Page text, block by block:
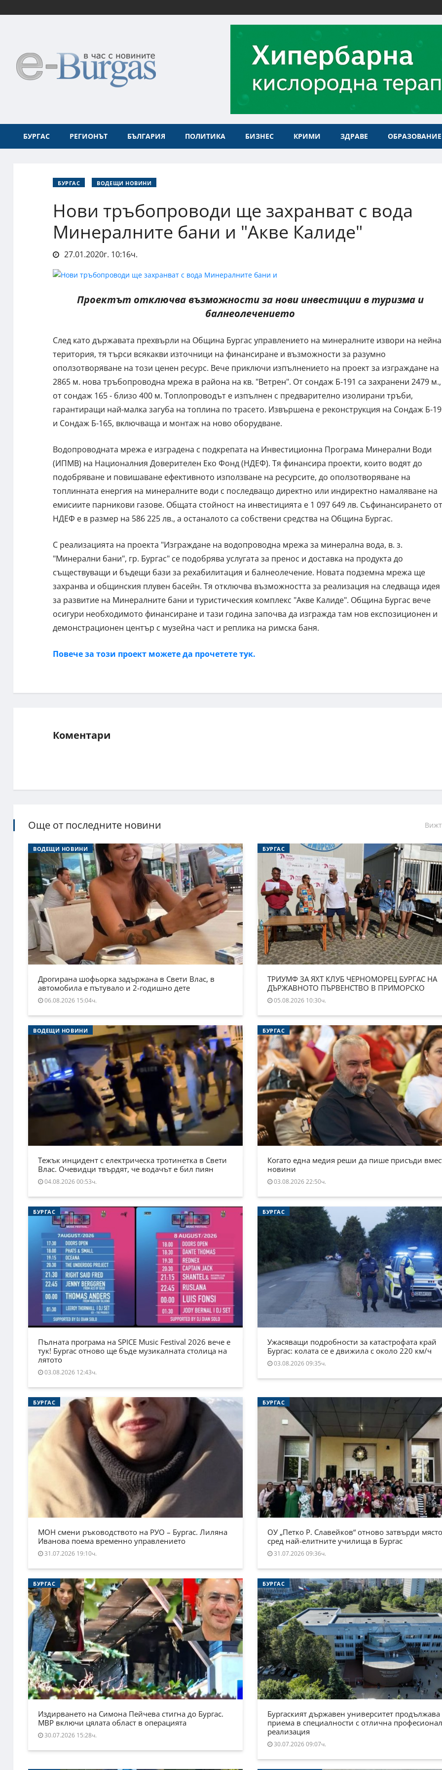
БУРГАС РЕГИОНЪТ БЪЛГАРИЯ ПОЛИТИКА БИЗНЕС КРИМИ ЗДРАВЕ ОБРАЗОВАНИЕ
БУРГАС ВОДЕЩИ НОВИНИ
Нови тръбопроводи ще захранват с вода
Минералните бани и "Акве Калиде"
27.01.2020г. 10:16ч.
Проектът отключва възможности за нови инвестиции в туризма и
балнеолечението
След като държавата прехвърли на Община Бургас управлението на минералните извори на нейна
територия, тя търси всякакви източници на финансиране и възможности за разумно
оползотворяване на този ценен ресурс. Вече приключи изпълнението на проект за изграждане на
2865 м. нова тръбопроводна мрежа в района на кв. "Ветрен". От сондаж Б-191 са захранени 2479
от сондаж 165 - близо 400 м. Топлопроводът е изпълнен с предварително изолирани тръби,
гарантиращи най-малка загуба на топлина по трасето. Извършена е реконструкция на Сондаж Б-
и Сондаж Б-165, включваща и монтаж на ново оборудване.
Водопроводната мрежа е изградена с подкрепата на Инвестиционна Програма Минерални Води
(ИПМВ) на Националния Доверителен Еко Фонд (НДЕФ). Тя финансира проекти, които водят до
подобряване и повишаване ефективното използване на ресурсите, до оползотворяване на
топлинната енергия на минералните води с последващо директно или индиректно намаляване на
емисиите парникови газове. Общата стойност на инвестицията е 1 097 649 лв. Съфинансирането от
НДЕФ е в размер на 586 225 лв., а останалото са собствени средства на Община Бургас.
С реализацията на проекта "Изграждане на водопроводна мрежа за минерална вода, в. з.
"Минерални бани", гр. Бургас" се подобрява услугата за пренос и доставка на продукта до
съществуващи и бъдещи бази за рехабилитация и балнеолечение. Новата подземна мрежа ще
захранва и общинския плувен басейн. Тя отключва възможността за реализация на следваща идея
за развитие на Минералните бани и туристическия комплекс "Акве Калиде". Община Бургас вече
осигури необходимото финансиране и тази година започва да изгражда там нов експозиционен и
демонстрационен център с музейна част и реплика на римска баня.
Повече за този проект можете да прочетете тук.
Коментари
Още от последните новини
ВОДЕЩИ НОВИНИ
Дрогирана шофьорка задържана в Свети Влас, в
автомобила е пътувало и 2-годишно дете
06.08.2026 15:04ч.
БУРГАС
ТРИУМФ ЗА ЯХТ КЛУБ ЧЕРНОМОРЕЦ БУРГАС НА
ДЪРЖАВНОТО ПЪРВЕНСТВО В ПРИМОРСКО
05.08.2026 10:30ч.
ВОДЕЩИ НОВИНИ
Тежък инцидент с електрическа тротинетка в Свети
Влас. Очевидци твърдят, че водачът е бил пиян
04.08.2026 00:53ч.
БУРГАС
Когато една медия реши да пише присъди
новини
03.08.2026 22:50ч.
БУРГАС
Пълната програма на SPICE Music Festival 2026 вече е
тук! Бургас отново ще бъде музикалната столица на
лятото
03.08.2026 12:43ч.
БУРГАС
Ужасяващи подробности за катастрофата край
Бургас: колата се е движила с около 220 км/ч
03.08.2026 09:35ч.
БУРГАС
МОН смени ръководството на РУО – Бургас. Лиляна
Иванова поема временно управлението
31.07.2026 19:10ч.
БУРГАС
ОУ „Петко Р. Славейков“ отново затвърди
сред най-елитните училища в Бургас
31.07.2026 09:36ч.
БУРГАС
Издирването на Симона Пейчева стигна до Бургас.
МВР включи цялата област в операцията
30.07.2026 15:28ч.
БУРГАС
Бургаският държавен университет продължава
приема в специалности с отлична
реализация
30.07.2026 09:07ч.